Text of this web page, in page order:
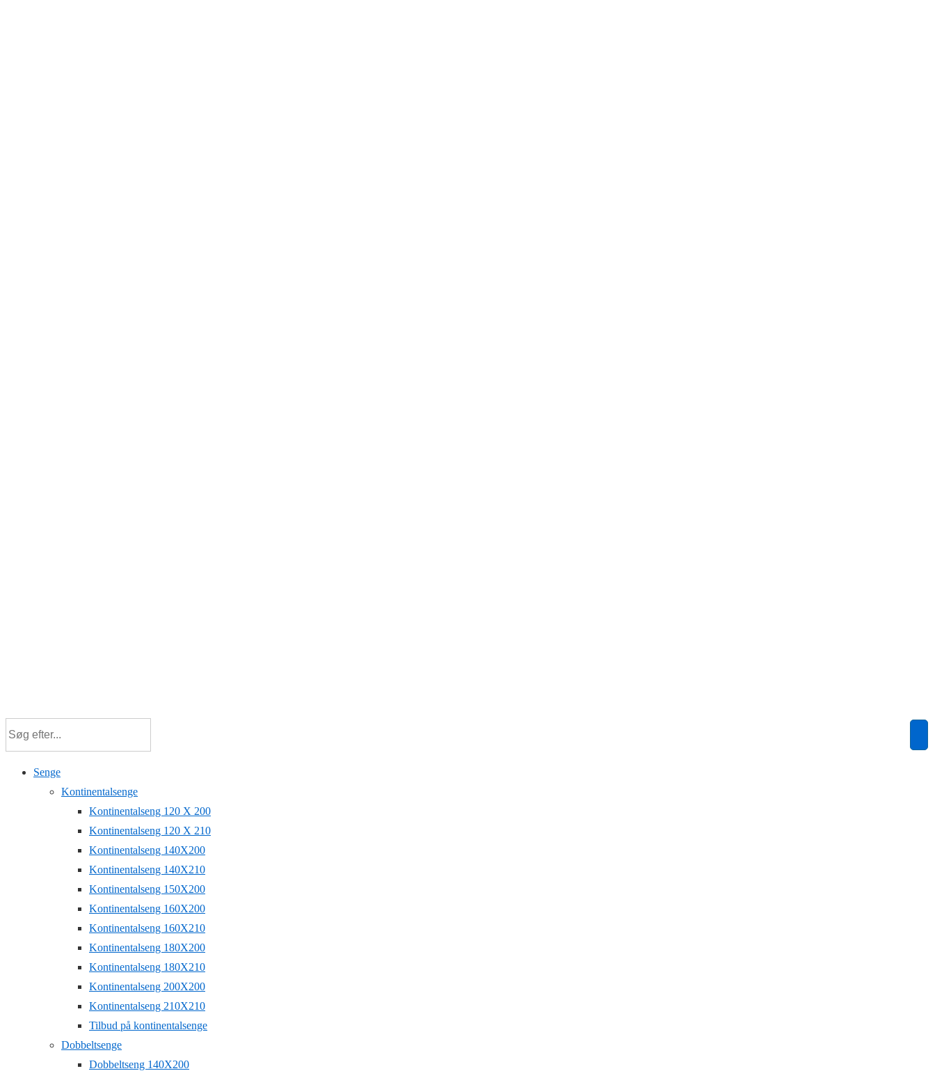
Senge
Kontinentalsenge
Kontinentalseng 120 X 200
Kontinentalseng 120 X 210
Kontinentalseng 140X200
Kontinentalseng 140X210
Kontinentalseng 150X200
Kontinentalseng 160X200
Kontinentalseng 160X210
Kontinentalseng 180X200
Kontinentalseng 180X210
Kontinentalseng 200X200
Kontinentalseng 210X210
Tilbud på kontinentalsenge
Dobbeltsenge
Dobbeltseng 140X200